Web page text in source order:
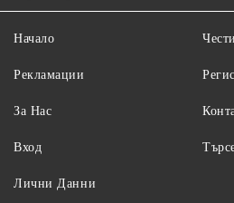
Начало
Рекламации
За Нас
Вход
Лични Данни